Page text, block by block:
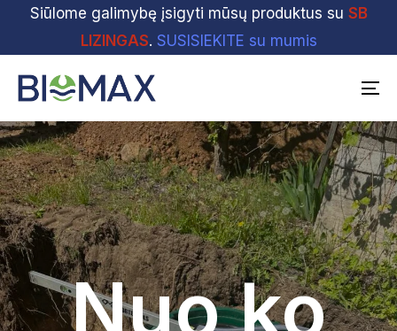
Skip
navigation
Skip
to
content
Siūlome galimybę įsigyti mūsų produktus su SB
LIZINGAS. SUSISIEKITE su mumis
Nuo ko